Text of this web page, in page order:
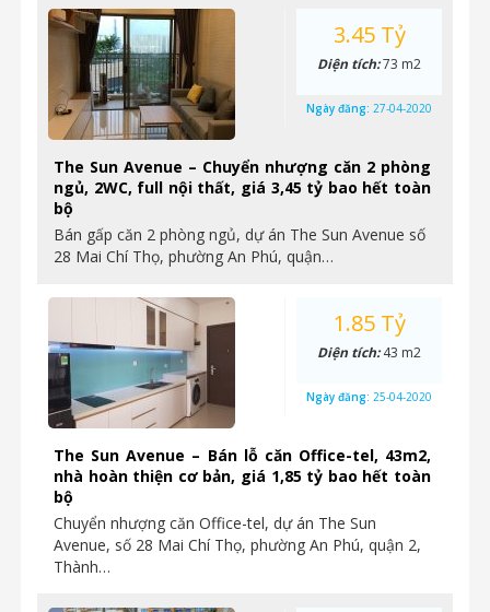
The Sun Avenue – Chuyển nhượng căn 2 phòng
ngủ, 2WC, full nội thất, giá 3,45 tỷ bao hết toàn
bộ
Bán gấp căn 2 phòng ngủ, dự án The Sun Avenue số
28 Mai Chí Thọ, phường An Phú, quận…
3.45 Tỷ
Diện tích:73 m2
Ngày đăng: 27-04-2020
The Sun Avenue – Bán lỗ căn Office-tel, 43m2,
nhà hoàn thiện cơ bản, giá 1,85 tỷ bao hết toàn
bộ
Chuyển nhượng căn Office-tel, dự án The Sun
Avenue, số 28 Mai Chí Thọ, phường An Phú, quận 2,
Thành…
1.85 Tỷ
Diện tích:43 m2
Ngày đăng: 25-04-2020